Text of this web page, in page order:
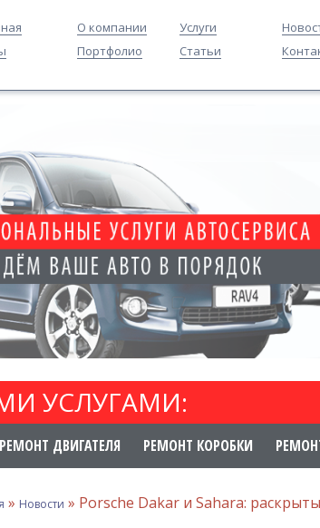
О компании Услуги
Портфолио Статьи
УСЛУГАМИ:
РЕМОНТ ДВИГАТЕЛЯ РЕМОНТ КОРОБКИ
» Новости » Porsche Dakar и Sahara: